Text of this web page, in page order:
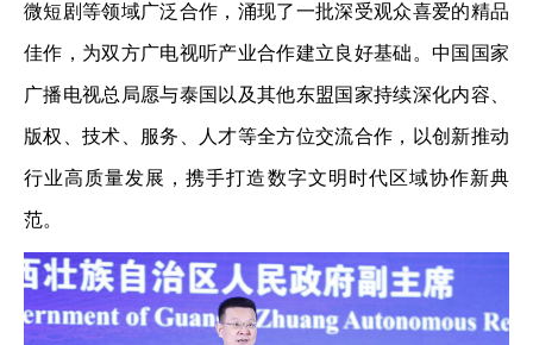
微短剧等领域广泛合作，涌现了一批深受观众喜爱的精品
佳作，为双方广电视听产业合作建立良好基础。中国国家
广播电视总局愿与泰国以及其他东盟国家持续深化内容、
版权、技术、服务、人才等全方位交流合作，以创新推动
行业高质量发展，携手打造数字文明时代区域协作新典
范。